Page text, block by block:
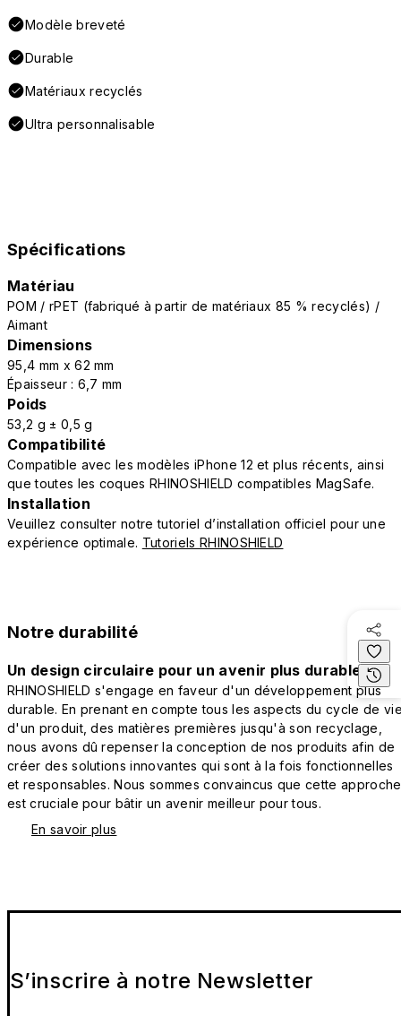
Modèle breveté
Durable
Matériaux recyclés
Ultra personnalisable
Spécifications
Matériau
POM / rPET (fabriqué à partir de matériaux 85 % recyclés) /
Aimant
Dimensions
95,4 mm x 62 mm
Épaisseur : 6,7 mm
Poids
53,2 g ± 0,5 g
Compatibilité
Compatible avec les modèles iPhone 12 et plus récents, ainsi
que toutes les coques RHINOSHIELD compatibles MagSafe.
Installation
Veuillez consulter notre tutoriel d’installation officiel pour une
expérience optimale. Tutoriels RHINOSHIELD
Notre durabilité
Un design circulaire pour un avenir plus durable
RHINOSHIELD s'engage en faveur d'un développement plus
durable. En prenant en compte tous les aspects du cycle de
d'un produit, des matières premières jusqu'à son recyclage,
nous avons dû repenser la conception de nos produits afin de
créer des solutions innovantes qui sont à la fois fonctionnelles
et responsables. Nous sommes convaincus que cette approche
est cruciale pour bâtir un avenir meilleur pour tous.
En savoir plus
S’inscrire à notre Newsletter